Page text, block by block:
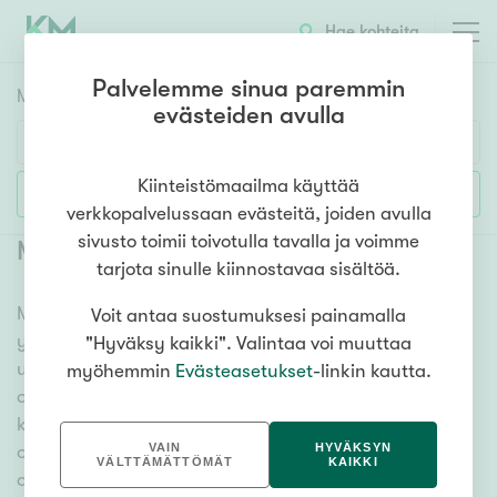
Hae kohteita
Myyntikohteet
Huoneluku
1h 2h 3h 4h 5h+
Asuntotyyppi
Kerros-/luhtitalo
Rivitalo/paritalo
Omakoti-/erillistalo
Maa- tai metsätila
Lisää hakuehtoja
Myytävät omakotitalot Ilmajoki (13
Meiltä löydät myytävät omakotitalot Ilmajoki niin
yhdessä tasossa olevista vaihtoehdoista isoihin
useamman kerroksen omakotitaloihin. Sadat
omakotitalokohteet ja erittäin kattava
kiinteistönvälittäjien verkosto varmistavat, että meillä
on hyvä paikallinen osaaminen ja tieto, mitä
omakotitalossa asuminen tarkoittaa. Katso alta kaikki
Palvelemme sinua paremmin
evästeiden avulla
Kiinteistömaailma käyttää
verkkopalvelussaan evästeitä, joiden avulla
sivusto toimii toivotulla tavalla ja voimme
tarjota sinulle kiinnostavaa sisältöä.
Voit antaa suostumuksesi painamalla
"Hyväksy kaikki". Valintaa voi muuttaa
myöhemmin Evästeasetukset-linkin kautta.
VAIN
VÄLTTÄMÄTTÖMÄT
HYVÄKSYN
KAIKKI